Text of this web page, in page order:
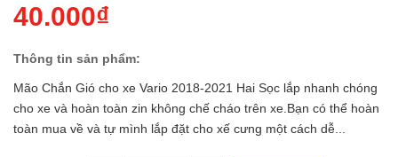
40.000₫
Thông tin sản phẩm:
Mão Chắn Gió cho xe Vario 2018-2021 Hai Sọc lắp nhanh chóng
cho xe và hoàn toàn zin không chế cháo trên xe.Bạn có thể hoàn
toàn mua về và tự mình lắp đặt cho xế cưng một cách dễ...